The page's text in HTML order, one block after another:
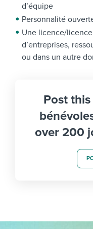
d’équipe
Personnalité
Une licence/
d’entreprises,
ou dans un autre
Post
over 200